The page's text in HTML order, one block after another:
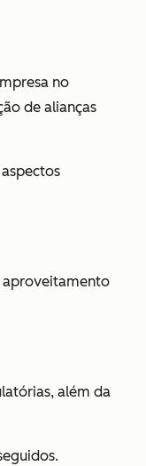
no
de alianças
aproveitamento
além da